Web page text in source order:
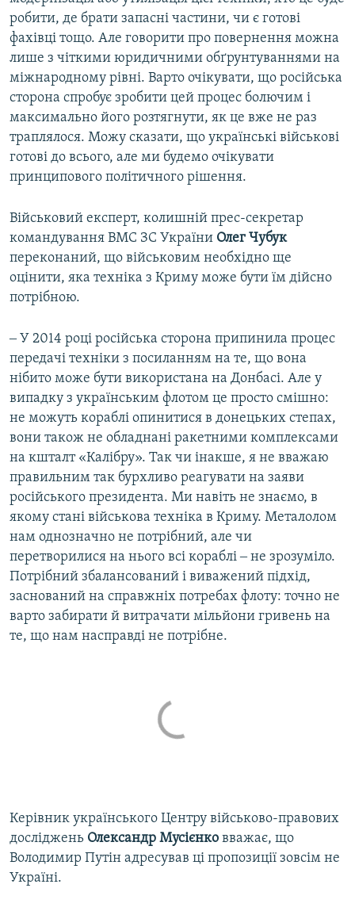
робити, де брати запасні частини, чи є готові
фахівці тощо. Але говорити про повернення можна
лише з чіткими юридичними обґрунтуваннями на
міжнародному рівні. Варто очікувати, що російська
сторона спробує зробити цей процес болючим і
максимально його розтягнути, як це вже не раз
траплялося. Можу сказати, що українські військові
готові до всього, але ми будемо очікувати
принципового політичного рішення.
Військовий експерт, колишній прес-секретар
командування ВМС ЗС України Олег Чубук
переконаний, що військовим необхідно ще
оцінити, яка техніка з Криму може бути їм дійсно
потрібною.
‒ У 2014 році російська сторона припинила процес
передачі техніки з посиланням на те, що вона
нібито може бути використана на Донбасі. Але у
випадку з українським флотом це просто смішно:
не можуть кораблі опинитися в донецьких степах,
вони також не обладнані ракетними комплексами
на кшталт «Калібру». Так чи інакше, я не вважаю
правильним так бурхливо реагувати на заяви
російського президента. Ми навіть не знаємо, в
якому стані військова техніка в Криму. Металолом
нам однозначно не потрібний, але чи
перетворилися на нього всі кораблі ‒ не зрозуміло.
Потрібний збалансований і виважений підхід,
заснований на справжніх потребах флоту: точно не
варто забирати й витрачати мільйони гривень на
те, що нам насправді не потрібне.​
Керівник українського Центру військово-правових
досліджень Олександр Мусієнко вважає, що
Володимир Путін адресував ці пропозиції зовсім не
Україні.